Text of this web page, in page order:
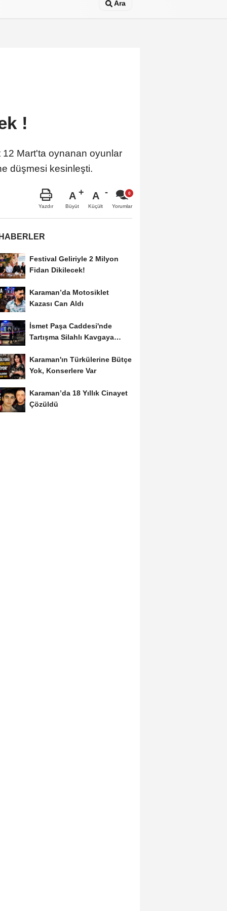
Ara
!
12 Mart'ta oynanan oyunlar
düşmesi kesinleşti.
Yazdır
A
Büyüt
A
Küçült Yorumlar
Festival Geliriyle 2 Milyon
Fidan Dikilecek!
Karaman’da Motosiklet
Kazası Can Aldı
İsmet Paşa Caddesi'nde
Tartışma Silahlı Kavgaya
Karaman'ın Türkülerine Bütçe
Yok, Konserlere Var
Karaman’da 18 Yıllık Cinayet
Çözüldü